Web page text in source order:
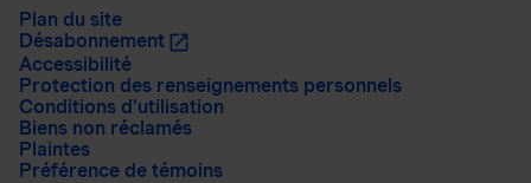
Plan du site
Désabonnement
Accessibilité
Protection des renseignements personnels
Conditions d’utilisation
Biens non réclamés
Plaintes
Préférence de témoins